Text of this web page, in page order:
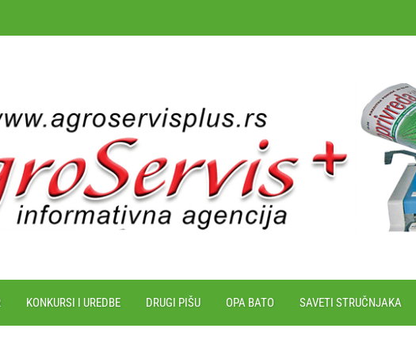
KONKURSI I UREDBE DRUGI PIŠU OPA BATO SAVETI STRUČNJAKA